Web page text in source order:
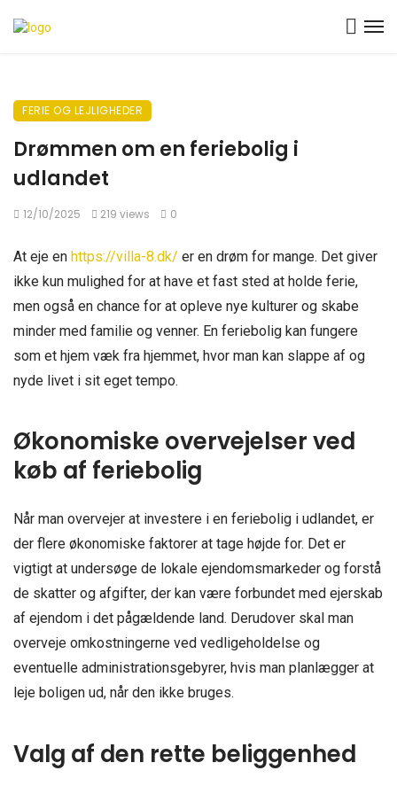
FERIE OG LEJLIGHEDER
Drømmen om en feriebolig i
udlandet
12/10/2025 219 views 0
At eje en https://villa-8.dk/ er en drøm for mange. Det giver
ikke kun mulighed for at have et fast sted at holde ferie,
men også en chance for at opleve nye kulturer og skabe
minder med familie og venner. En feriebolig kan fungere
som et hjem væk fra hjemmet, hvor man kan slappe af og
nyde livet i sit eget tempo.
Økonomiske overvejelser ved
køb af feriebolig
Når man overvejer at investere i en feriebolig i udlandet, er
der flere økonomiske faktorer at tage højde for. Det er
vigtigt at undersøge de lokale ejendomsmarkeder og forstå
de skatter og afgifter, der kan være forbundet med ejerskab
af ejendom i det pågældende land. Derudover skal man
overveje omkostningerne ved vedligeholdelse og
eventuelle administrationsgebyrer, hvis man planlægger at
leje boligen ud, når den ikke bruges.
Valg af den rette beliggenhed